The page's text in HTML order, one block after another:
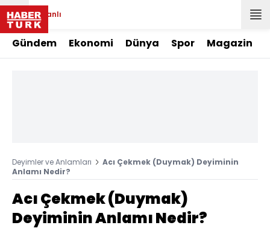
Canlı
Gündem Ekonomi Dünya Spor Magazin
Deyimler ve Anlamları
Acı Çekmek (Duymak) Deyiminin
Anlamı Nedir?
Acı Çekmek (Duymak)
Deyiminin Anlamı Nedir?